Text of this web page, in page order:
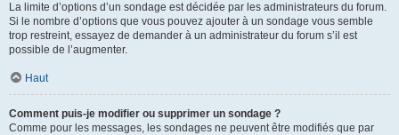
La limite d’options d’un sondage est décidée par les administrateurs du forum.
Si le nombre d’options que vous pouvez ajouter à un sondage vous semble
trop restreint, essayez de demander à un administrateur du forum s’il est
possible de l’augmenter.
Haut
Comment puis-je modifier ou supprimer un sondage ?
Comme pour les messages, les sondages ne peuvent être modifiés que par